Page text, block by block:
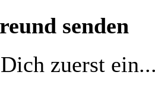
senden
zuerst